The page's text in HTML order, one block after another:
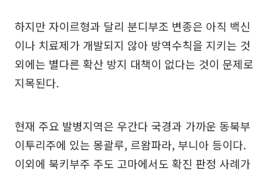
하지만 자이르형과 달리 분디부조 변종은 아직 백신
이나 치료제가 개발되지 않아 방역수칙을 지키는 것
외에는 별다른 확산 방지 대책이 없다는 것이 문제로
지목된다.
현재 주요 발병지역은 우간다 국경과 가까운 동북부
이투리주에 있는 몽괄루, 르왐파라, 부니아 등이다.
이외에 북키부주 주도 고마에서도 확진 판정 사례가